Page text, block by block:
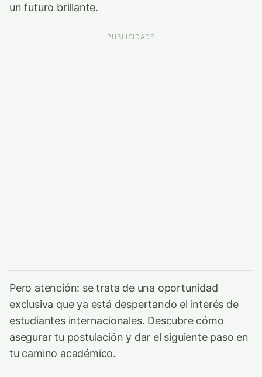
un futuro brillante.
PUBLICIDADE
Pero atención: se trata de una oportunidad
exclusiva que ya está despertando el interés de
estudiantes internacionales. Descubre cómo
asegurar tu postulación y dar el siguiente paso en
tu camino académico.